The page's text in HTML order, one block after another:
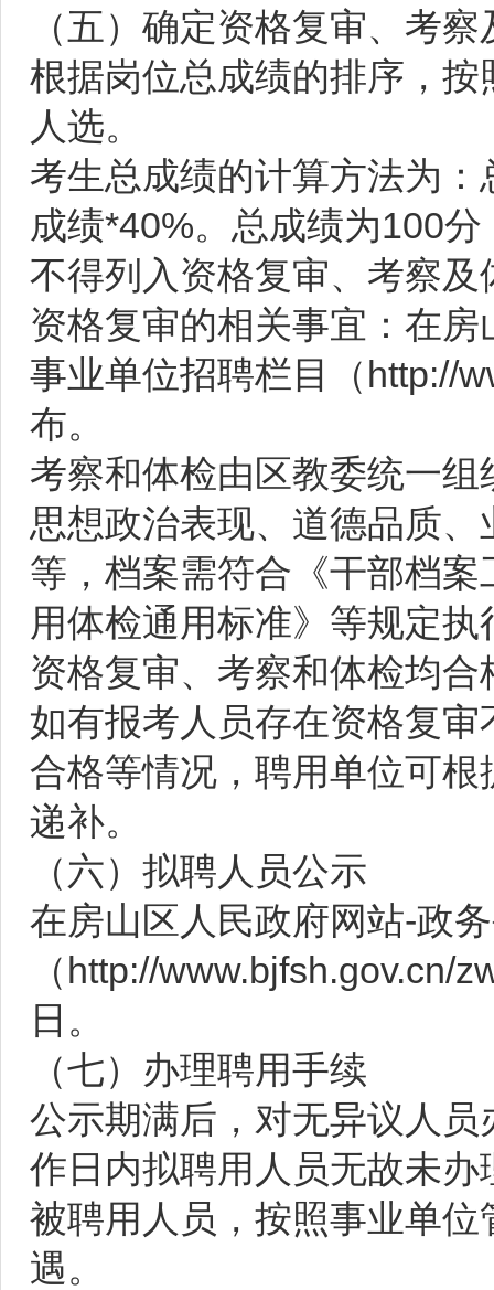
（五）确定资格复审、考
根据岗位总成绩的排序，
人选。
考生总成绩的计算方法为
成绩*40%。总成绩为100
不得列入资格复审、考察及
资格复审的相关事宜：在
事业单位招聘栏目（http://
布。
考察和体检由区教委统一
思想政治表现、道德品质
等，档案需符合《干部档
用体检通用标准》等规定执
资格复审、考察和体检均
如有报考人员存在资格复
合格等情况，聘用单位可
递补。
（六）拟聘人员公示
在房山区人民政府网站-政
（http://www.bjfsh.gov.cn/
日。
（七）办理聘用手续
公示期满后，对无异议人
作日内拟聘用人员无故未
被聘用人员，按照事业单
遇。